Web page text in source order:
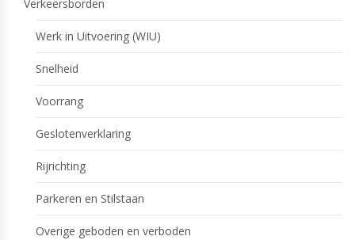
Verkeersborden
Werk in Uitvoering (WIU)
Snelheid
Voorrang
Geslotenverklaring
Rijrichting
Parkeren en Stilstaan
Overige geboden en verboden